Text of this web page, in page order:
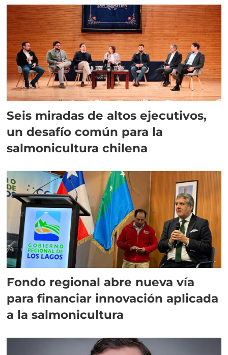
Seis miradas de altos ejecutivos,
un desafío común para la
salmonicultura chilena
Fondo regional abre nueva vía
para financiar innovación aplicada
a la salmonicultura